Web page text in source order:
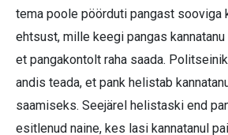
tema poole pöörduti pangast sooviga
ehtsust, mille keegi pangas
et pangakontolt raha saada.
andis teada, et pank helistab
saamiseks. Seejärel helistaski end
esitlenud naine, kes lasi kannatanul